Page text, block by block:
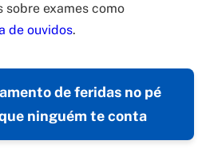
sobre exames como
de ouvidos.
de feridas no pé
ninguém te conta